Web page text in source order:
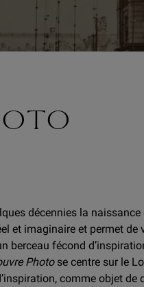
décennies la naissance
et imaginaire et permet de
berceau fécond
Photose centre sur le
comme objet de